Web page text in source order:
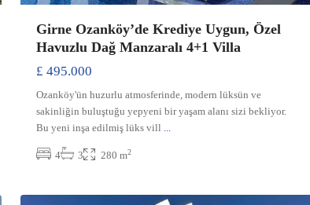
Girne Ozanköy’de Krediye Uygun, Özel
Havuzlu Dağ Manzaralı 4+1 Villa
£ 495.000
Ozanköy'ün huzurlu atmosferinde, modern lüksün ve
sakinliğin buluştuğu yepyeni bir yaşam alanı sizi bekliyor.
Bu yeni inşa edilmiş lüks vill
4 3 280 m2
Sakarya,